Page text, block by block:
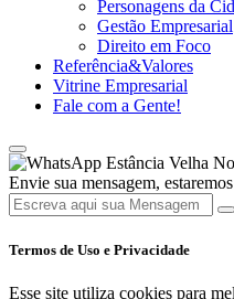
Personagens da
Gestão Empresarial
Direito em Foco
Referência&Valores
Vitrine Empresarial
Fale com a Gente!
Estância Velha
Envie sua mensagem,
Termos de Uso e Privacidade
Esse site utiliza cookies para